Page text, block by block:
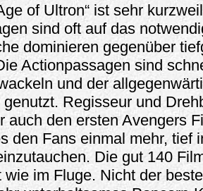
of Ultron“ ist sehr
sind oft auf das
dominieren gegenüber
Actionpassagen sind
und der
genutzt. Regisseur und
auch den ersten Avengers
den Fans einmal mehr, tief
Die gut 140
wie im Fluge. Nicht der